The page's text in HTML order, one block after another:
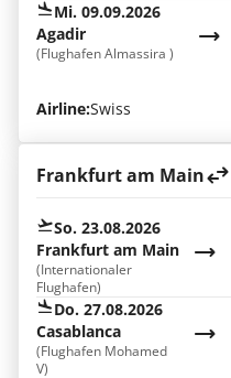
Mi. 09.09.2026
Agadir
(Flughafen Almassira )
Airline:Swiss
Frankfurt am Main
So. 23.08.2026
Frankfurt am Main
(Internationaler
Flughafen)
Do. 27.08.2026
Casablanca
(Flughafen Mohamed
V)